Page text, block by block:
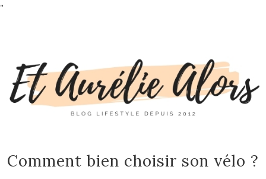
"
Comment bien choisir son vélo ?